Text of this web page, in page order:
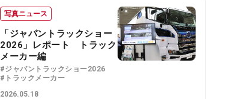
写真ニュース
「ジャパントラックショー
2026」レポート トラック
メーカー編
#ジャパントラックショー2026
#トラックメーカー
2026.05.18